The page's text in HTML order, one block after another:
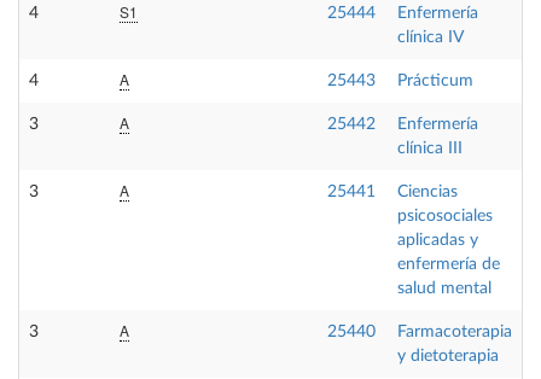
4 S1 25444
Enfermería
clínica IV
4 A 25443 Prácticum
3 A 25442
Enfermería
clínica III
3 A 25441
Ciencias
psicosociales
aplicadas y
enfermería de
salud mental
3 A 25440
Farmacoterapia
y dietoterapia